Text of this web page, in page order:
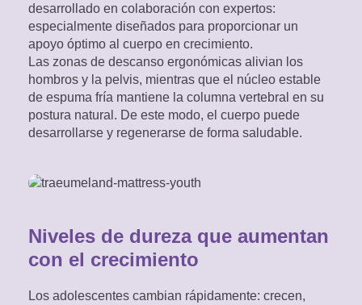
desarrollado en colaboración con expertos:
especialmente diseñados para proporcionar un
apoyo óptimo al cuerpo en crecimiento.
Las zonas de descanso ergonómicas alivian los
hombros y la pelvis, mientras que el núcleo estable
de espuma fría mantiene la columna vertebral en su
postura natural. De este modo, el cuerpo puede
desarrollarse y regenerarse de forma saludable.
Niveles de dureza que aumentan
con el crecimiento
Los adolescentes cambian rápidamente: crecen,